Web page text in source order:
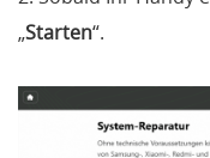
„Starten“.